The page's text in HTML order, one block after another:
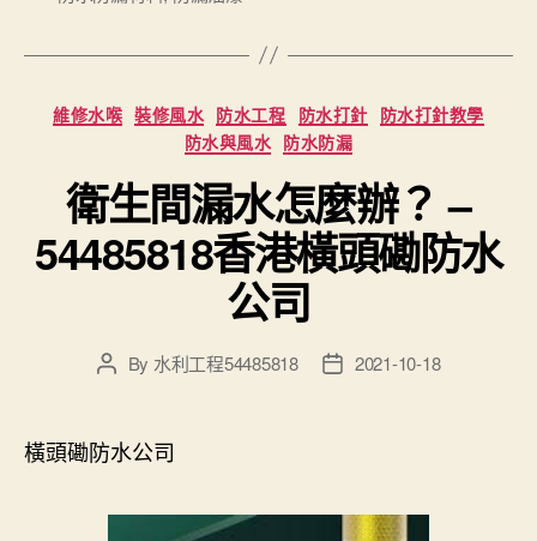
Categories
維修水喉 裝修風水 防水工程 防水打針 防水打針教學
防水與風水 防水防漏
衛生間漏水怎麼辦？ –
54485818香港橫頭磡防水
公司
PostBy 水利工程54485818
Post2021-10-18
橫頭磡防水公司